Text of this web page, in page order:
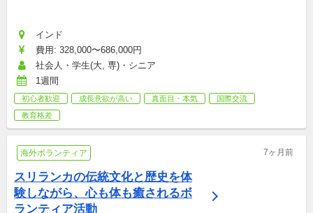
インド
費用: 328,000〜686,000円
社会人・学生(大, 専)・シニア
1週間
初心者歓迎 成長意欲が高い 真面目・本気
国際交流
教育格差
海外ボランティア 7ヶ月前
スリランカの伝統文化と歴史を体
験しながら、心も体も癒されるボ
ランティア活動